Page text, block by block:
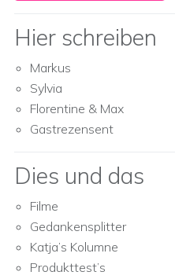
Hier schreiben
Markus
Sylvia
Florentine & Max
Gastrezensent
Dies und das
Filme
Gedankensplitter
Katja’s Kolumne
Produkttest’s